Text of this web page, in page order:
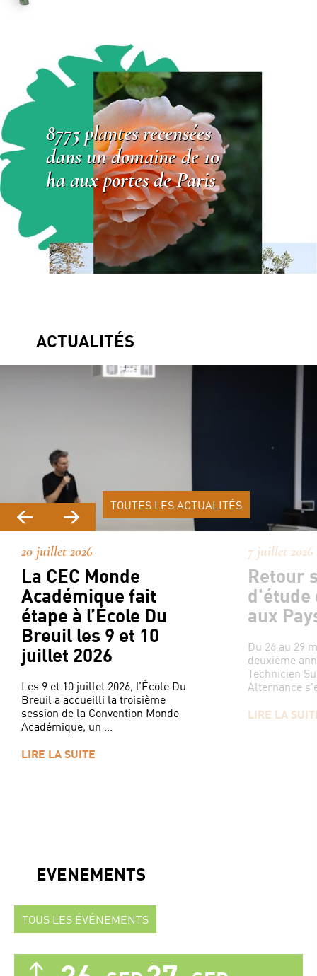
8775 plantes recensées
dans un domaine de 10
ha aux portes de Paris
ACTUALITÉS
TOUTES LES ACTUALITÉS
20 juillet 2026
La CEC Monde
Académique fait
étape à l’École Du
Breuil les 9 et 10
juillet 2026
Les 9 et 10 juillet 2026, l’École Du
Breuil a accueilli la troisième
session de la Convention Monde
Académique, un ...
LIRE LA SUITE
7 juillet 2026
Retour
d'étude
aux
Du 26 au 29
deuxième
Technicien
Alternance
LIRE LA
EVENEMENTS
TOUS LES ÉVÉNEMENTS